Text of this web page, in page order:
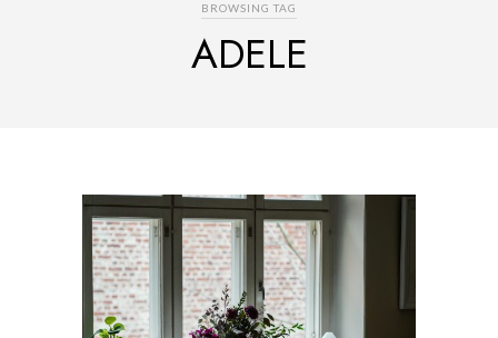
BROWSING TAG
ADELE